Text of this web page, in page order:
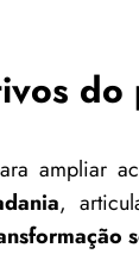
do
ampliar
,